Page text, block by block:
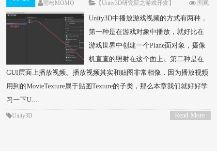
雨松MOMO 【Unity3D研究院之游戏开发】
围观
293189次
120 条评论
Unity3D中播放游戏视频的方式有两种，
第一种是在游戏对象中播放，就好比在
游戏世界中创建一个Plane面对象，摄像
机直直的照射在这个面上。第二种是在
GUI层面上播放视频。播放视频其实和贴图非常相像，因为播放视频
用到的MovieTexture属于贴图Texture的子类，那么本章我们就好好学
习一下U....
Read More
Unity3D